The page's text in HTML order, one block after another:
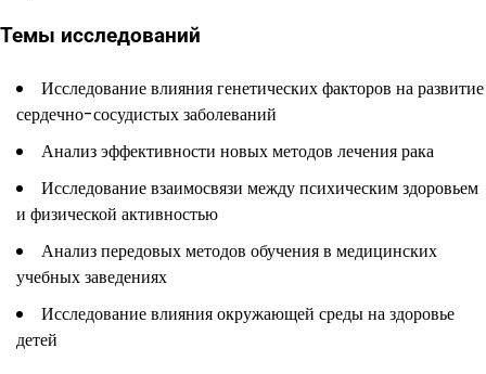
Темы исследований
Исследование влияния генетических факторов на развитие
сердечно-сосудистых заболеваний
Анализ эффективности новых методов лечения рака
Исследование взаимосвязи между психическим здоровьем
и физической активностью
Анализ передовых методов обучения в медицинских
учебных заведениях
Исследование влияния окружающей среды на здоровье
детей